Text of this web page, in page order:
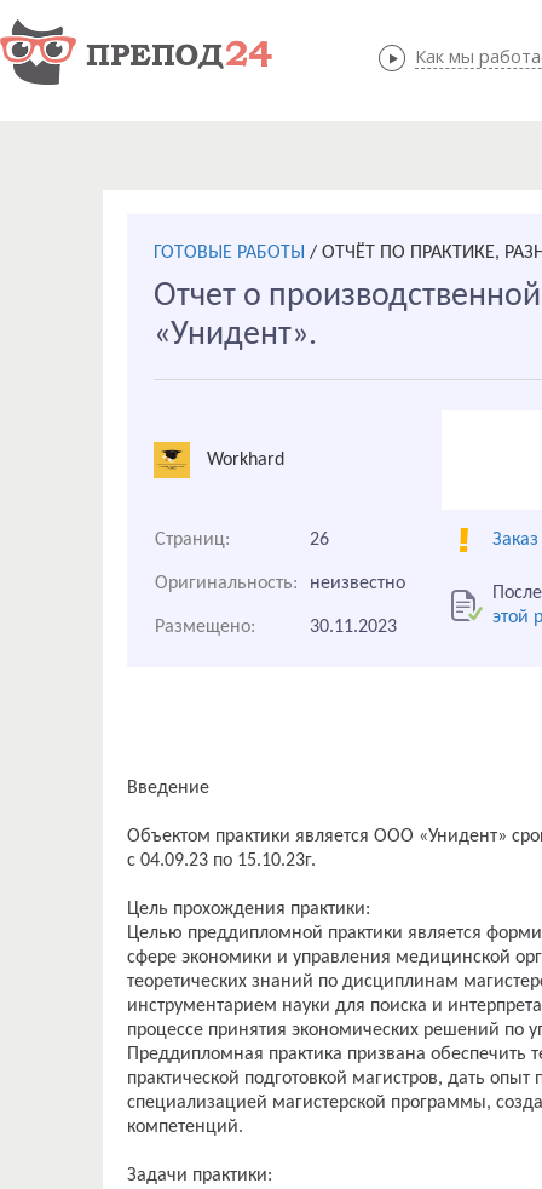
Как мы
Как мы
ГОТОВЫЕ РАБОТЫ / ОТЧЁТ ПО ПРАКТИКЕ,
Отчет о
«Унидент».
Workhard
Страниц: 26
Оригинальность: неизвестно
этой
Размещено: 30.11.2023
Введение
Объектом практики является ООО «Унидент»
с 04.09.23 по 15.10.23г.
Цель прохождения практики:
Целью преддипломной практики является
сфере экономики и управления медицинской
теоретических знаний по дисциплинам
инструментарием науки для поиска и
процессе принятия экономических решений по
Преддипломная практика призвана обеспечить
практической подготовкой магистров, дать опыт
специализацией магистерской программы,
компетенций.
Задачи практики: